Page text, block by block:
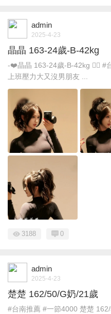
admin
2025-4-23
晶晶 163-24歲-B-42kg
-❤️晶晶 163-24歲-B-42kg 💁‍♀️ #
上班壓力大又沒男朋友 ...
3188 0
admin
2025-4-23
楚楚 162/50/G奶/21歲
#台南推薦 #一節4000 楚楚